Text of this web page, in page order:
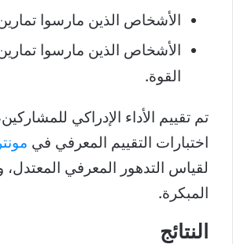
الأشخاص الذين مارسوا
الأشخاص الذين مارسوا
القوة.
تم تقييم الأداء الإدراكي
اختبارات التقييم المعرفي في
لقياس التدهور المعرفي
المبكرة.
النتائج